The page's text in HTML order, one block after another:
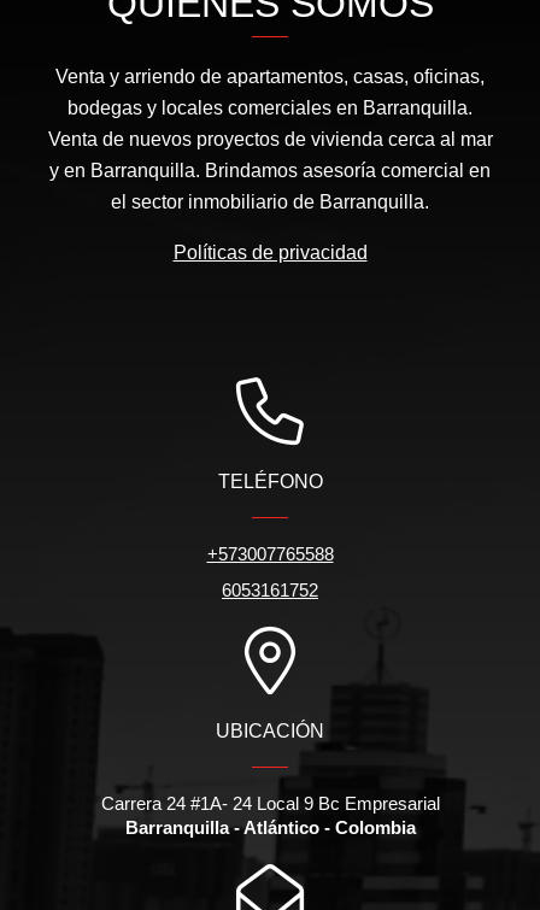
Venta y arriendo de apartamentos, casas, oficinas,
bodegas y locales comerciales en Barranquilla.
Venta de nuevos proyectos de vivienda cerca al mar
y en Barranquilla. Brindamos asesoría comercial en
el sector inmobiliario de Barranquilla.
Políticas de privacidad
TELÉFONO
+573007765588
6053161752
UBICACIÓN
Carrera 24 #1A- 24 Local 9 Bc Empresarial
Barranquilla - Atlántico - Colombia